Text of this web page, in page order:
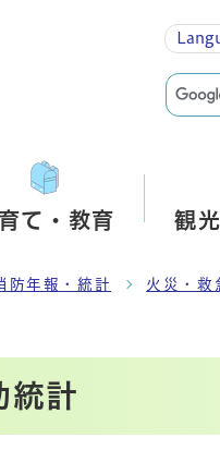
て・教育 観
防年報・統計 火災・救
統計